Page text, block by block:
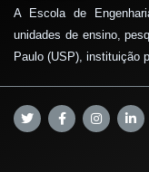
A Escola de
unidades de ensino,
Paulo (USP), instituição